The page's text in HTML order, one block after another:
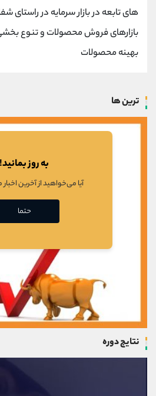
های تابعه در بازار سرمایه در
بازارهای فروش محصولات و تنوع
بهینه محصولات
ترین ها
نتایج دوره
به روز بمانید!
آیا می‌خواهید از آخرین
حتما